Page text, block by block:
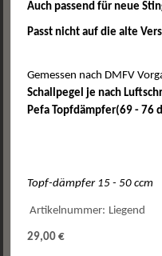
Auch passend für neue
Passt nicht auf die alte
Gemessen nach DMFV
Schallpegel je nach
Pefa Topfdämpfer(69 - 76
Topf-dämpfer 15 - 50 ccm
Artikelnummer: Liegend
29,00 €